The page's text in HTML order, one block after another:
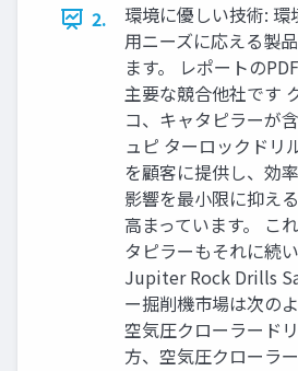
2.
環境に優しい技術:
用ニーズに応える製
ます。 レポートの
主要な競合他社です
コ、キャタピラーが
ュピ ターロックドリ
を顧客に提供し、効
影響を最小限に抑え
高まっています。 こ
タピラーもそれに続
Jupiter Rock Drills
ー掘削機市場は次の
空気圧クローラード
方、空気圧クローラ